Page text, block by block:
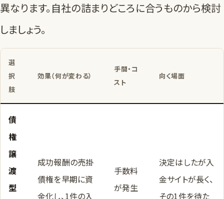
異なります。自社の詰まりどころに合うものから検討
しましょう。
選
択
肢
効果（何が変わる）
手間・コ
スト
向く場面
債
権
譲
渡
型
成功報酬の売掛
債権を早期に資
金化し、1件の入
手数料
が発生
決定はしたが入
金サイトが長く、
その1件を待た